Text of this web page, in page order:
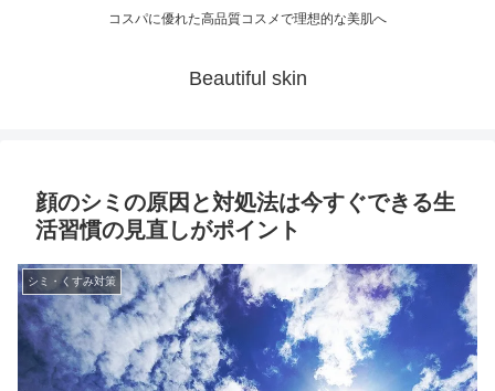
コスパに優れた高品質コスメで理想的な美肌へ
Beautiful skin
顔のシミの原因と対処法は今すぐできる生
活習慣の見直しがポイント
シミ・くすみ対策